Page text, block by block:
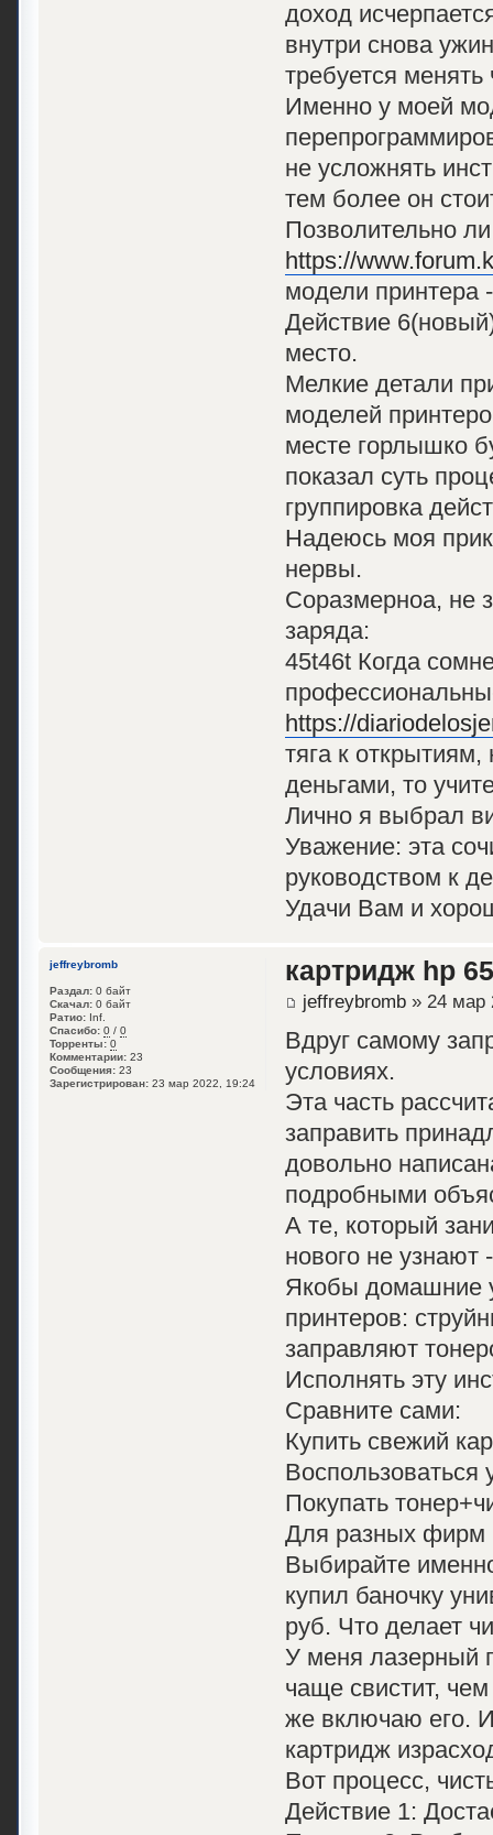
доход
внутри снова
требуется менять
Именно у моей
не усложнять
тем более он
Позволительно
https://
модели принтера
Действие
место.
Мелкие детали
моделей
месте горлышко
показал суть
группировка
Надеюсь моя
нервы.
Соразмерноa, не
заряда:
45t46t Когда
https://
тяга к
деньгами, то
Лично я выбрал
Уважение: эта
руководством к
Удачи Вам и
картридж hp
jeffreybromb» 24 мар
Вдруг самому
условиях.
Эта часть
заправить
довольно
подробными
А те, который
нового не узнают
Якобы домашние
принтеров:
заправляют
Исполнять эту
Сравните сами:
Купить свежий
Воспользоваться
Покупать
Для разных фирм
Выбирайте
купил баночку
руб. Что делает
У меня лазерный
чаще свистит,
же включаю его. И
картридж
Вот процесс,
Действие 1:
jeffreybromb
Раздал: 0 байт
Скачал: 0 байт
Ратио: Inf.
Спасибо: 0 / 0
Торренты: 0
Комментарии: 23
Сообщения: 23
Зарегистрирован: 23 мар 2022, 19:24